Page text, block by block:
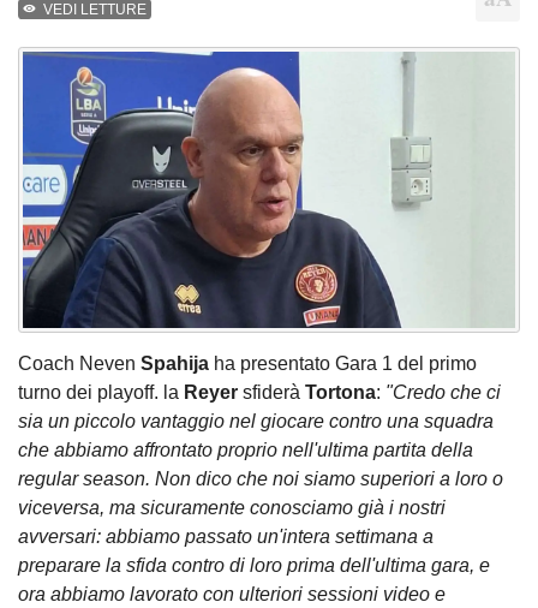
VEDI LETTURE
Coach Neven Spahija ha presentato Gara 1 del primo
turno dei playoff. la Reyer sfiderà Tortona: "Credo che ci
sia un piccolo vantaggio nel giocare contro una squadra
che abbiamo affrontato proprio nell'ultima partita della
regular season. Non dico che noi siamo superiori a loro o
viceversa, ma sicuramente conosciamo già i nostri
avversari: abbiamo passato un'intera settimana a
preparare la sfida contro di loro prima dell'ultima gara, e
ora abbiamo lavorato con ulteriori sessioni video e